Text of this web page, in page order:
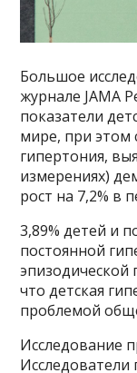
Большое
журнале JAMA
показатели
мире, при этом
гипертония,
измерениях)
рост на 7,2% в
3,89% детей и
постоянной
эпизодической
что детская
проблемой
Исследование
Исследователи